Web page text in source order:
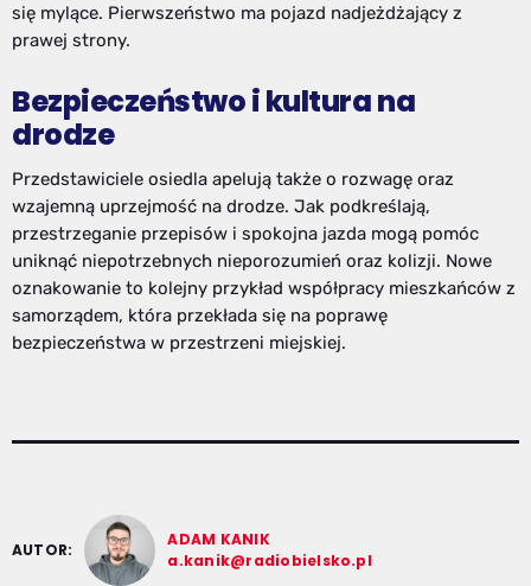
się mylące. Pierwszeństwo ma pojazd nadjeżdżający z
prawej strony.
Bezpieczeństwo i kultura na
drodze
Przedstawiciele osiedla apelują także o rozwagę oraz
wzajemną uprzejmość na drodze. Jak podkreślają,
przestrzeganie przepisów i spokojna jazda mogą pomóc
uniknąć niepotrzebnych nieporozumień oraz kolizji. Nowe
oznakowanie to kolejny przykład współpracy mieszkańców z
samorządem, która przekłada się na poprawę
bezpieczeństwa w przestrzeni miejskiej.
AUTOR:
ADAM KANIK
a.kanik@radiobielsko.pl